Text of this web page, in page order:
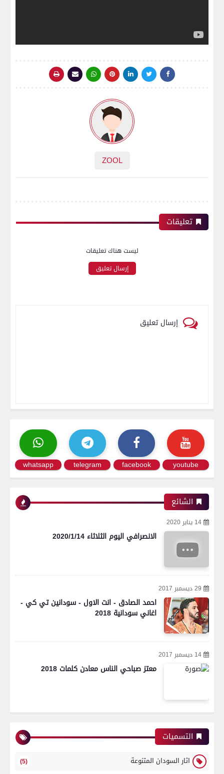
ZOOL
تعليقات
ليست هناك تعليقات
إرسال تعليق
إرسال تعليق
youtube
facebook
telegram
whatsapp
الشائع
14 يناير 2020
الانصرافي اليوم الثلاثاء 2020/1/14
29 ديسمبر 2017
احمد الصادق - انت الاول - سودانين تي كي -
اغاني سودانية 2018
14 ديسمبر 2017
معتز صباحي الناس معادن كلمات 2018
التسميات
اثار السودان المتنوعة (5)